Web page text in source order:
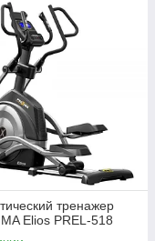
тренажер
Elios PREL-518